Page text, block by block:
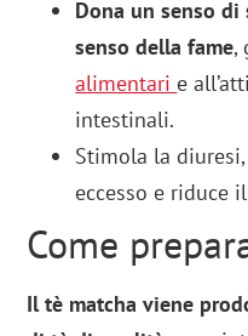
Dona un senso
senso della fame,
alimentari e
intestinali.
Stimola la
eccesso e riduce
Come
Il tè matcha viene